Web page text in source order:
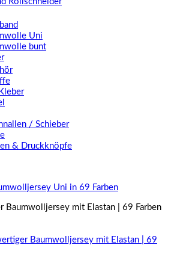
Uni
bunt
/ Schieber
& Druckknöpfe
Uni in 69 Farben